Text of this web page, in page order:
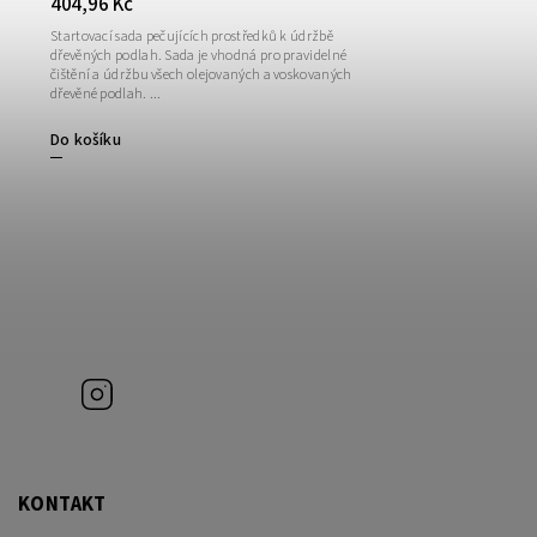
Do košíku
Startovací sada pečujících prostředků k údržbě
dřevěných podlah. Sada je vhodná pro pravidelné
čištění a údržbu všech olejovaných a voskovaných
dřevěné podlah. ...
KONTAKT